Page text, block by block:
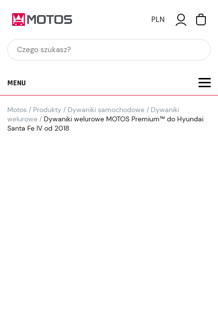
PLN
MENU
Motos / Produkty / Dywaniki samochodowe / Dywaniki
welurowe / Dywaniki welurowe MOTOS Premium™ do Hyundai
Santa Fe IV od 2018